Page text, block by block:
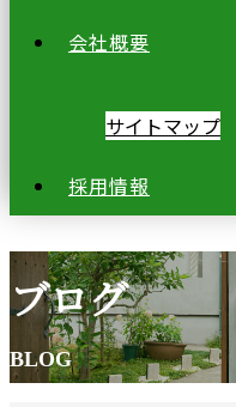
会社概要
サイトマップ
採用情報
ブログ
BLOG